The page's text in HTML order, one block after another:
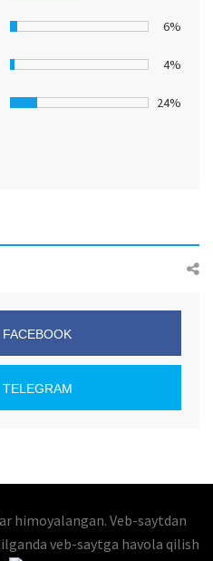
6%
4%
24%
FACEBOOK
TELEGRAM
himoyalangan. Veb-saytdan
veb-saytga havola qilish